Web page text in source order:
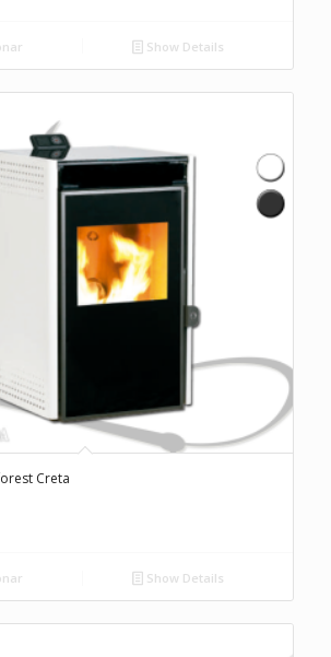
Show Details
Creta
Show Details